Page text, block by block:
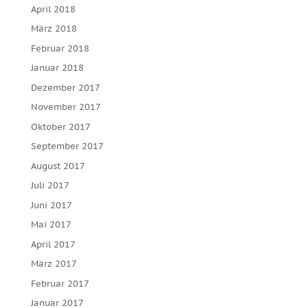
April 2018
März 2018
Februar 2018
Januar 2018
Dezember 2017
November 2017
Oktober 2017
September 2017
August 2017
Juli 2017
Juni 2017
Mai 2017
April 2017
März 2017
Februar 2017
Januar 2017